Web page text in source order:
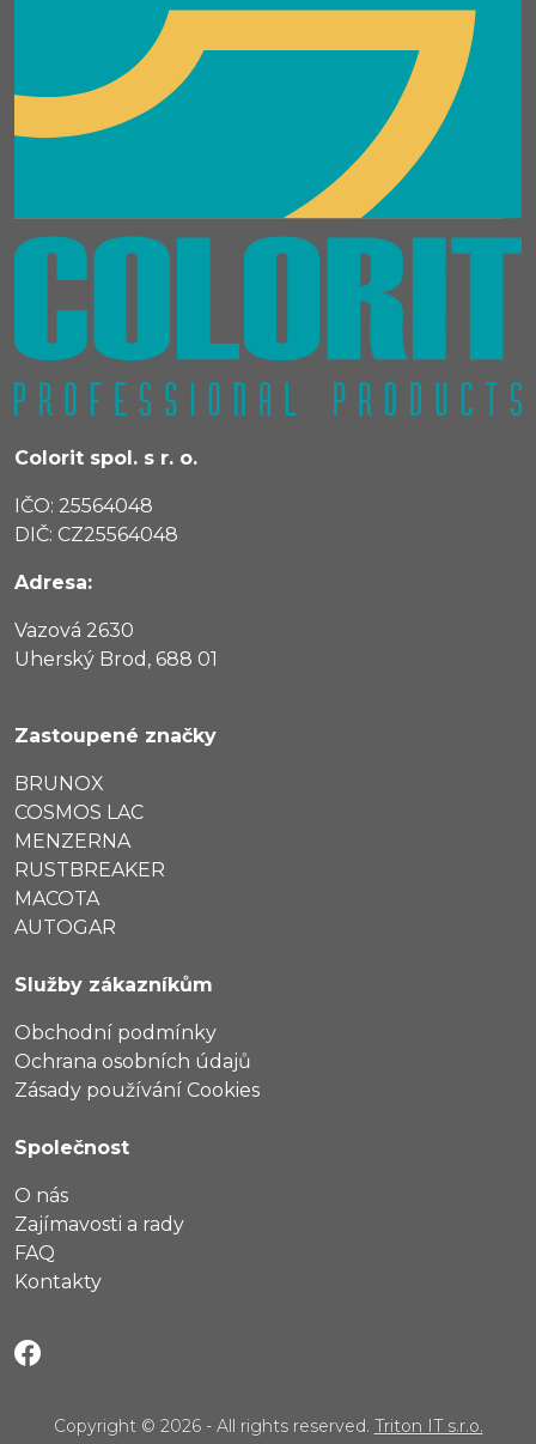
Colorit spol. s r. o.
IČO: 25564048
DIČ: CZ25564048
Adresa:
Vazová 2630
Uherský Brod, 688 01
Zastoupené značky
BRUNOX
COSMOS LAC
MENZERNA
RUSTBREAKER
MACOTA
AUTOGAR
Služby zákazníkům
Obchodní podmínky
Ochrana osobních údajů
Zásady používání Cookies
Společnost
O nás
Zajímavosti a rady
FAQ
Kontakty
Copyright © 2026 - All rights reserved. Triton IT s.r.o.